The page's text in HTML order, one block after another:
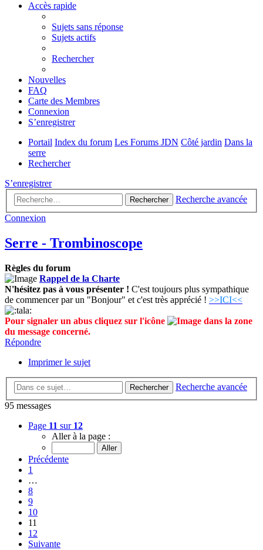
Accès rapide
Sujets sans réponse
Sujets actifs
Rechercher
Nouvelles
FAQ
Carte des Membres
Connexion
S’enregistrer
Portail Index du forum Les Forums JDN Côté jardin Dans la
serre
Rechercher
S’enregistrer
Rechercher
Recherche avancée
Connexion
Serre - Trombinoscope
Règles du forum
Rappel de la Charte
N'hésitez pas à vous présenter ! C'est toujours plus sympathique
de commencer par un "Bonjour" et c'est très apprécié ! >>ICI<<
Pour signaler un abus cliquez sur l'icône
dans la zone
du message concerné.
Répondre
Imprimer le sujet
Rechercher
Recherche avancée
95 messages
Page 11 sur 12
Aller à la page :
Précédente
1
…
8
9
10
11
12
Suivante